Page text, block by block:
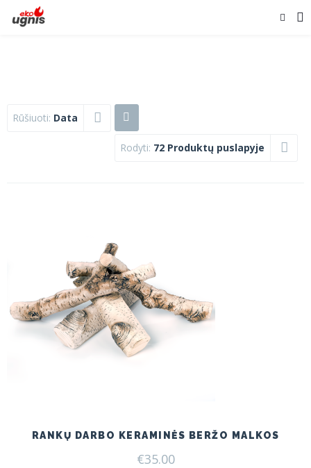
Rūšiuoti: Data
Rodyti: 72 Produktų puslapyje
RANKŲ DARBO KERAMINĖS BERŽO MALKOS
€35.00